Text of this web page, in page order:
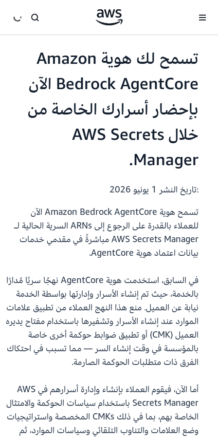
تسمح لك هوية Amazon
Bedrock AgentCore الآن
بإحضار أسرارك الخاصة من
خلال AWS Secrets
Manager.
:تاريخ النشر
تسمح هوية Amazon Bedrock AgentCore الآن
للعملاء بالقدرة على الرجوع إلى ARNs السرية الحالية لـ
AWS Secrets Manager مباشرةً في مقدمي خدمات
بيانات اعتماد هوية AgentCore.
في السابق، استخدمت هوية AgentCore نهجًا سريًا مُدارًا
بالخدمة، حيث تم إنشاء الأسرار وإدارتها بواسطة الخدمة
نيابة عن العميل. منع هذا النهج العملاء من تطبيق علامات
الموارد عند إنشاء الأسرار وتشفيرها باستخدام مفتاح يديره
العميل (CMK) أو تطبيق ضوابط حوكمة أخرى خاصة
بالمؤسسة في وقت إنشاء السر — مما تسبب في احتكاك
الفرق ذات متطلبات الحوكمة الصارمة.
أما الآن، فيقوم العملاء بإنشاء وإدارة أسرارهم في AWS
Secrets Manager باستخدام سياسات الحوكمة والامتثال
الخاصة بهم، بما في ذلك CMKs المخصصة واستراتيجيات
وضع العلامات والتناوب التلقائي وسياسات الموارد، ثم